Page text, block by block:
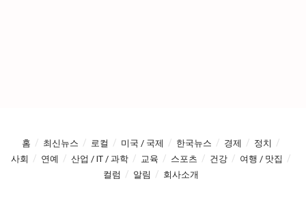
홈 최신뉴스 로컬 미국 / 국제 한국뉴스 경제
정치
사회
연예 산업 / IT / 과학 교육 스포츠 건강
여행 / 맛집
컬럼
알림 회사소개